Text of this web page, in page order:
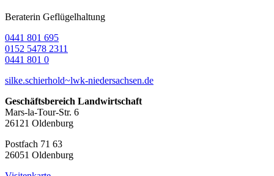
Beraterin Geflügelhaltung
0441 801 695
0152 5478 2311
0441 801 0
silke.schierhold~lwk-niedersachsen.de
Geschäftsbereich Landwirtschaft
Mars-la-Tour-Str. 6
26121 Oldenburg
Postfach 71 63
26051 Oldenburg